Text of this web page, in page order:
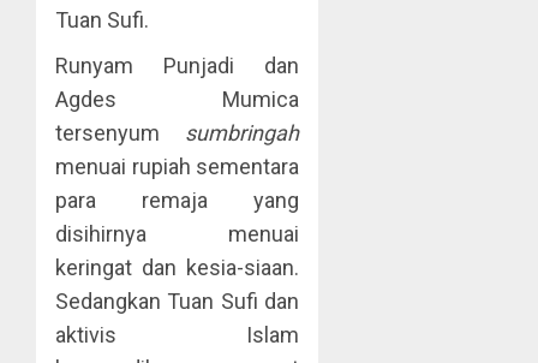
Tuan Sufi.
Runyam Punjadi dan
Agdes Mumica
tersenyum sumbringah
menuai rupiah sementara
para remaja yang
disihirnya menuai
keringat dan kesia-siaan.
Sedangkan Tuan Sufi dan
aktivis Islam